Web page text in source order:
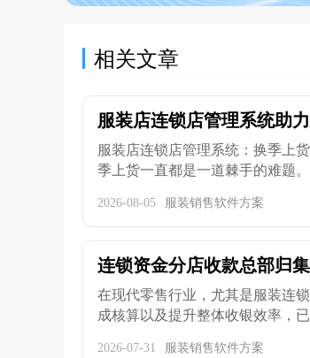
相关文章
服装店连锁店管理系统助
服装店连锁店管理系统：换季上
季上货一直都是一道棘手的难题
2026-08-05 服装销售软件方案
连锁资金分店收款总部归
在现代零售行业，尤其是服装连
成核算以及提升整体收银效率，
2026-07-31 服装销售软件方案